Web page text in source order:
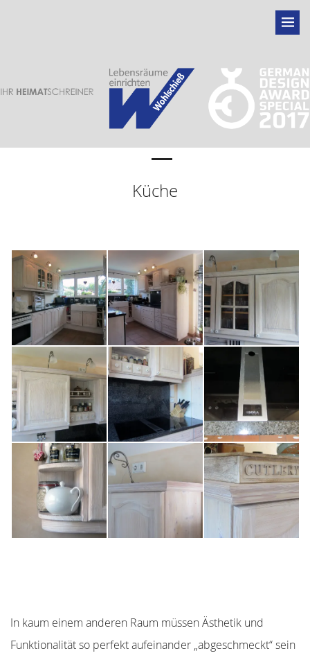
Küche
In kaum einem anderen Raum müssen Ästhetik und
Funktionalität so perfekt aufeinander „abgeschmeckt“ sein